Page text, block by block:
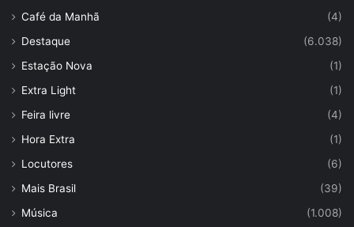
Café da Manhã
(4)
Destaque
(6.038)
Estação Nova
(1)
Extra Light
(1)
Feira livre
(4)
Hora Extra
(1)
Locutores
(6)
Mais Brasil
(39)
Música
(1.008)